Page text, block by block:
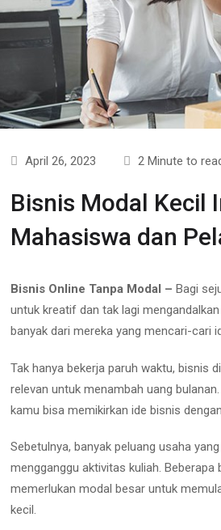
April 26, 2023 2 Minute to
Bisnis Modal Kecil
Mahasiswa dan
Bisnis Online Tanpa Modal – Bagi
untuk kreatif dan tak lagi
banyak dari mereka yang mencari-cari
Tak hanya bekerja paruh waktu, bisnis
relevan untuk menambah uang
kamu bisa memikirkan ide bisnis
Sebetulnya, banyak peluang usaha
mengganggu aktivitas kuliah.
memerlukan modal besar untuk
kecil.